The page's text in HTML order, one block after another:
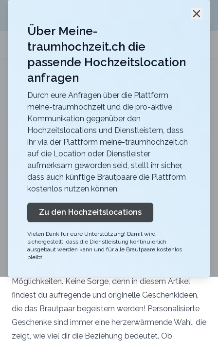
meine-traumhochzeit.ch
Maxililian
Für eine unvergessliche Feier mit einer herrlich
Was schenken zur
Hochzeit?
Was schenken zur Hochzeit - das passende
Hochzeiten sind der Inbegriff von Liebe und Feiern –
Geschenken gefeiert wird. Wenn du auf der Suche
nach dem perfekten Hochzeitsgeschenk bist, fühlst
Möglichkeiten. Keine Sorge, denn in diesem Artikel
findest du aufregende und originelle Geschenkideen,
die das Brautpaar begeistern werden! Personalisierte
Geschenke sind immer eine herzerwärmende Wahl, die
zeigt, wie viel dir die Beziehung bedeutet. Ob
Über Meine-
traumhochzeit.ch die
passende Hochzeitslocation
anfragen
Durch eure Anfragen über die Plattform
meine-traumhochzeit und die pro-aktive
Kommunikation gegenüber den
Hochzeitslocations und Dienstleistern, dass
ihr via der Plattform meine-traumhochzeit.ch
auf die Location oder Dienstleister
aufmerksam geworden seid, stellt ihr sicher,
dass auch künftige Brautpaare die Plattform
kostenlos nutzen können.
Zu den Hochzeitslocations
Vielen Dank für eure Unterstützung! Damit wird
sichergestellt, dass die Dienstleistung kontinuierlich
ausgebaut werden kann und für alle Brautpaare kostenlos
bleibt.